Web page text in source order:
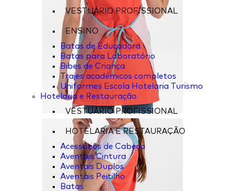
VESTUÁRIO PROFISSIONAL
ENSINO
Batas de Educadora
Batas para Laboratório
Bibes de Criança
Trajes académicos completos
Uniformes Escola Hotelaria Turismo
Hotelaria e Restauração
VESTUÁRIO PROFISSIONAL
HOTELARIA E RESTAURAÇÃO
Acessórios de Cabeça
Aventais Cintura
Aventais Duplos
Aventais Peitilho
Batas